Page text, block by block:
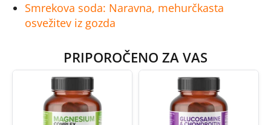
Smrekova soda: Naravna, mehurčkasta
osvežitev iz gozda
PRIPOROČENO ZA VAS